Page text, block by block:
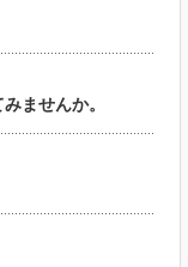
ませんか。